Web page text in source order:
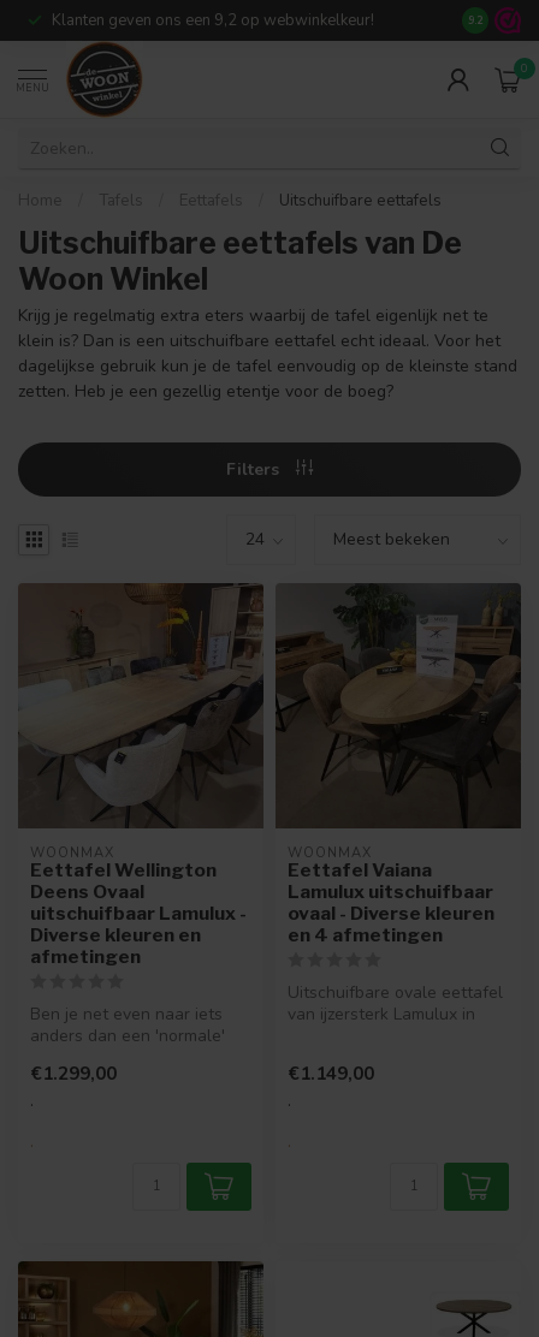
Klanten geven ons een 9,2 op webwinkelkeur! Meer dan
9.2
MENU
0
Home Tafels Eettafels Uitschuifbare eettafels
Uitschuifbare eettafels van De
Woon Winkel
Krijg je regelmatig extra eters waarbij de tafel eigenlijk net te
klein is? Dan is een uitschuifbare eettafel echt ideaal. Voor het
dagelijkse gebruik kun je de tafel eenvoudig op de kleinste stand
zetten. Heb je een gezellig etentje voor de boeg?
Filters
WOONMAX
Eettafel Wellington
Deens Ovaal
uitschuifbaar Lamulux -
Diverse kleuren en
afmetingen
Ben je net even naar iets
anders dan een 'normale'
eett...
€1.299,00
.
.
WOONMAX
Eettafel Vaiana
Lamulux uitschuifbaar
ovaal - Diverse kleuren
en 4 afmetingen
Uitschuifbare ovale eettafel
van ijzersterk Lamulux in
€1.149,00
.
.